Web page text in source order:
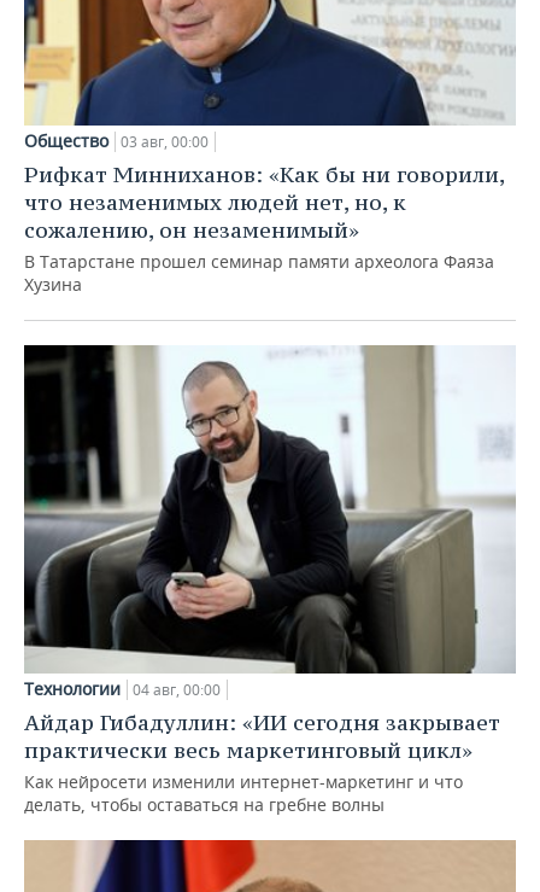
Общество 03 авг, 00:00
Рифкат Минниханов: «Как бы ни говорили,
что незаменимых людей нет, но, к
сожалению, он незаменимый»
В Татарстане прошел семинар памяти археолога Фаяза
Хузина
Технологии 04 авг, 00:00
Айдар Гибадуллин: «ИИ сегодня закрывает
практически весь маркетинговый цикл»
Как нейросети изменили интернет-маркетинг и что
делать, чтобы оставаться на гребне волны